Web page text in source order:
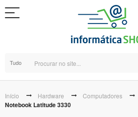
Tudo
Início Hardware Computadores
Notebook Latitude 3330